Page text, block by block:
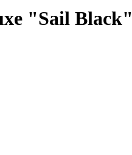
"Sail Black"